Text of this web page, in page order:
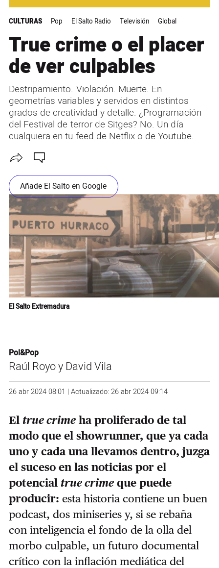
CULTURAS Pop El Salto Radio Televisión Global
True crime o el placer
de ver culpables
Destripamiento. Violación. Muerte. En
geometrías variables y servidos en distintos
grados de creatividad y detalle. ¿Programación
del Festival de terror de Sitges? No. Un día
cualquiera en tu feed de Netflix o de Youtube.
Añade El Salto en Google
El Salto Extremadura
Pol&Pop
Raúl Royo y David Vila
26 abr 2024 08:01 | Actualizado: 26 abr 2024 09:14
El true crimeha proliferado de tal
modo que el showrunner, que ya cada
uno y cada una llevamos dentro, juzga
el suceso en las noticias por el
potencial true crimeque puede
producir: esta historia contiene un buen
podcast, dos miniseries y, si se rebaña
con inteligencia el fondo de la olla del
morbo culpable, un futuro documental
crítico con la inflación mediática del